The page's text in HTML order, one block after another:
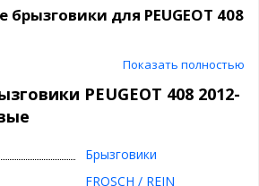
для PEUGEOT 408
брызговики из
полиуретана
Показать полностью
PEUGEOT 408 2012-
Брызговики
FROSCH / REIN